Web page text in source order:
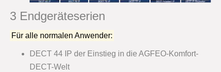
3 Endgeräteserien
Für alle normalen Anwender:
DECT 44 IP der Einstieg in die AGFEO-Komfort-
DECT-Welt